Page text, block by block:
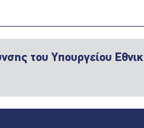
του Υπουργείου